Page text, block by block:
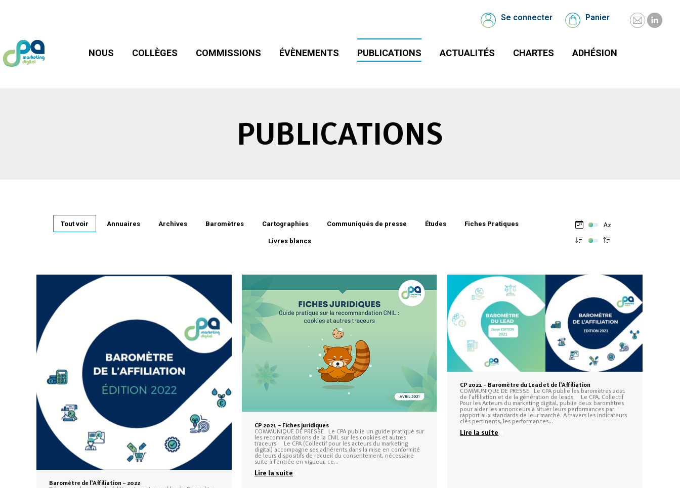
Se connecter Panier
NOUS COLLÈGES COMMISSIONS ÉVÈNEMENTS PUBLICATIONS ACTUALITÉS CHARTES ADHÉSION
PUBLICATIONS
Tout voir Annuaires Archives Baromètres Cartographies Communiqués de presse Études Fiches Pratiques
Livres blancs
Baromètre de l’Affiliation – 2022
CP 2021 – Fiches juridiques
COMMUNIQUE DE PRESSE Le CPA publie un guide pratique sur
les recommandations de la CNIL sur les cookies et autres
traceurs Le CPA (Collectif pour les acteurs du marketing
digital) accompagne ses adhérents dans la mise en conformité
de leurs dispositifs de recueil du consentement, nécessaire
suite à l’entrée en vigueur, ce…
Lire la suite
CP 2021 – Baromètre du Lead et de l’Affiliation
COMMUNIQUE DE PRESSE Le CPA publie les baromètres 2021
de l’affiliation et de la génération de leads Le CPA, Collectif
Pour les Acteurs du marketing digital, publie deux baromètres
pour aider les annonceurs à situer leurs performances par
rapport aux standards de leur marché. A travers les indicateurs
clés pertinents, les performances…
Lire la suite
ACTUALITÉS CHARTES
Panier